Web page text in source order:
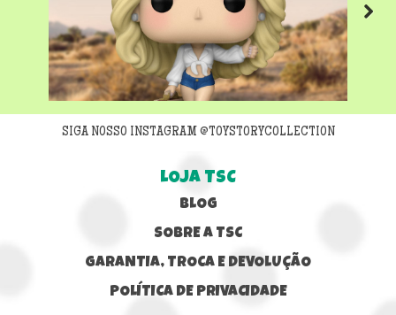
Next
SIGA NOSSO INSTAGRAM @TOYSTORYCOLLECTION
LOJA TSC
BLOG
SOBRE A TSC
GARANTIA, TROCA E DEVOLUÇÃO
POLÍTICA DE PRIVACIDADE